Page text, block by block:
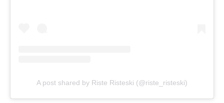
A post shared by Riste Risteski (@riste_risteski)